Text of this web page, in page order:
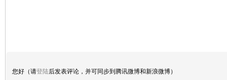
您好（请登陆后发表评论，并可同步到腾讯微博和新浪微博）